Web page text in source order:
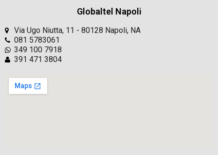
Globaltel Napoli
Via Ugo Niutta, 11 - 80128 Napoli, NA
081 5783061
349 100 7918
391 471 3804